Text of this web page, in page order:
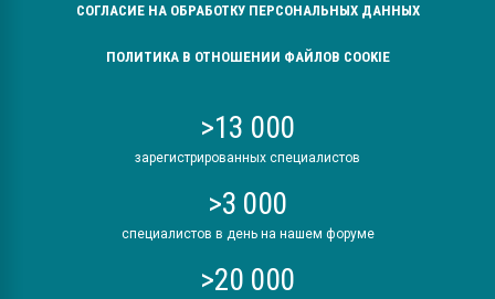
СОГЛАСИЕ НА ОБРАБОТКУ ПЕРСОНАЛЬНЫХ ДАННЫХ
ПОЛИТИКА В ОТНОШЕНИИ ФАЙЛОВ COOKIE
>13 000
зарегистрированных специалистов
>3 000
специалистов в день на нашем форуме
>20 000